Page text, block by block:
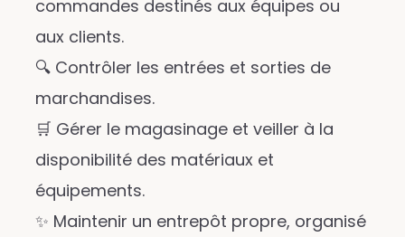
commandes destinés aux équipes ou
aux clients.
🔍 Contrôler les entrées et sorties de
marchandises.
🛒 Gérer le magasinage et veiller à la
disponibilité des matériaux et
équipements.
✨ Maintenir un entrepôt propre, organisé